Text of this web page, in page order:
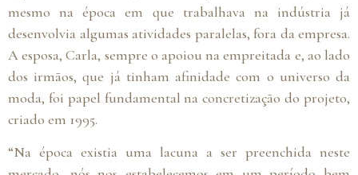
mesmo na época em que trabalhava na indústria já
desenvolvia algumas atividades paralelas, fora da empresa.
A esposa, Carla, sempre o apoiou na empreitada e, ao lado
dos irmãos, que já tinham afinidade com o universo da
moda, foi papel fundamental na concretização do projeto,
criado em 1995.
“Na época existia uma lacuna a ser preenchida neste